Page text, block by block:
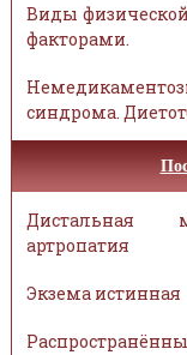
Виды физической
факторами.
синдрома.
Дистальная
артропатия
Экзема истинная